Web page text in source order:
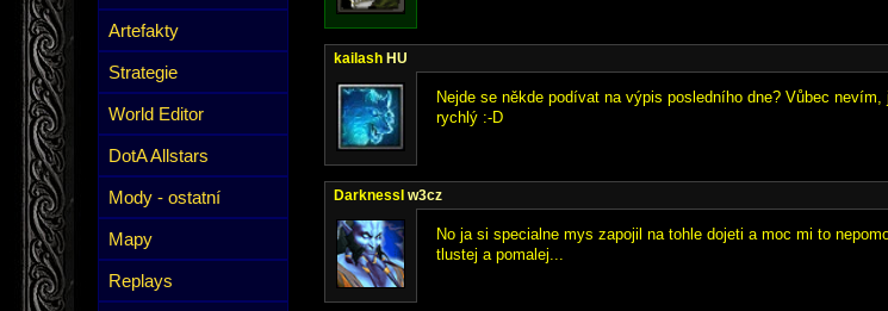
Artefakty
Strategie
World Editor
DotA Allstars
Mody - ostatní
Mapy
Replays
kailash HU
Nejde se někde podívat na výpis posledního dne? Vůbec
rychlý :-D
DarknessI w3cz
No ja si specialne mys zapojil na tohle dojeti a moc mi to
tlustej a pomalej...